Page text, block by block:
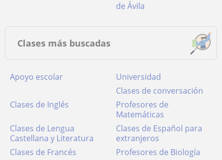
de Ávila
Clases más buscadas
Apoyo escolar
Universidad
Clases de conversación
Clases de Inglés
Profesores de
Matemáticas
Clases de Lengua
Castellana y Literatura
Clases de Español para
extranjeros
Clases de Francés
Profesores de Biología